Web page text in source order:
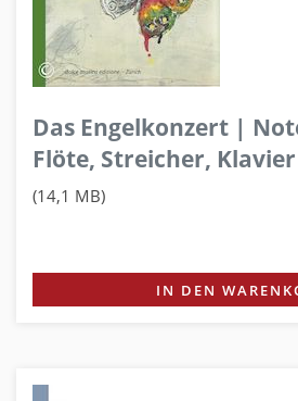
Das Engelkonzert |
Flöte, Streicher, Klavier
(14,1 MB)
IN DEN